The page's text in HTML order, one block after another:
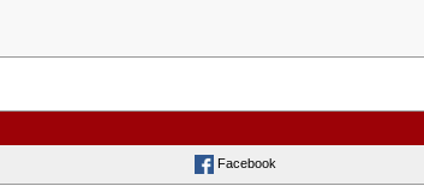
Facebook